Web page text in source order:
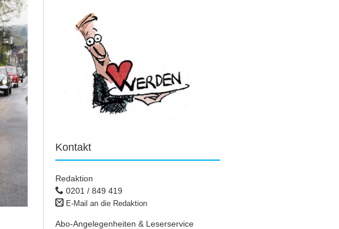
Kontakt
Redaktion
0201 / 849 419
E-Mail an die Redaktion
Abo-Angelegenheiten & Leserservice